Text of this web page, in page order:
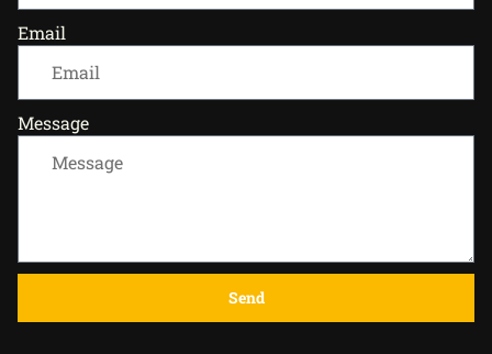
Email
Message
Send